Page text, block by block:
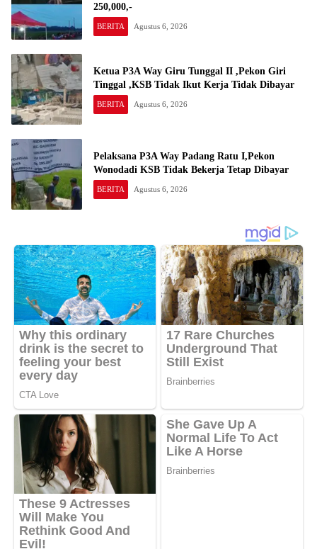
250,000,-
BERITA Agustus 6, 2026
Ketua P3A Way Giru Tunggal II ,Pekon Giri
Tinggal ,KSB Tidak Ikut Kerja Tidak Dibayar
BERITA Agustus 6, 2026
Pelaksana P3A Way Padang Ratu I,Pekon
Wonodadi KSB Tidak Bekerja Tetap Dibayar
BERITA Agustus 6, 2026